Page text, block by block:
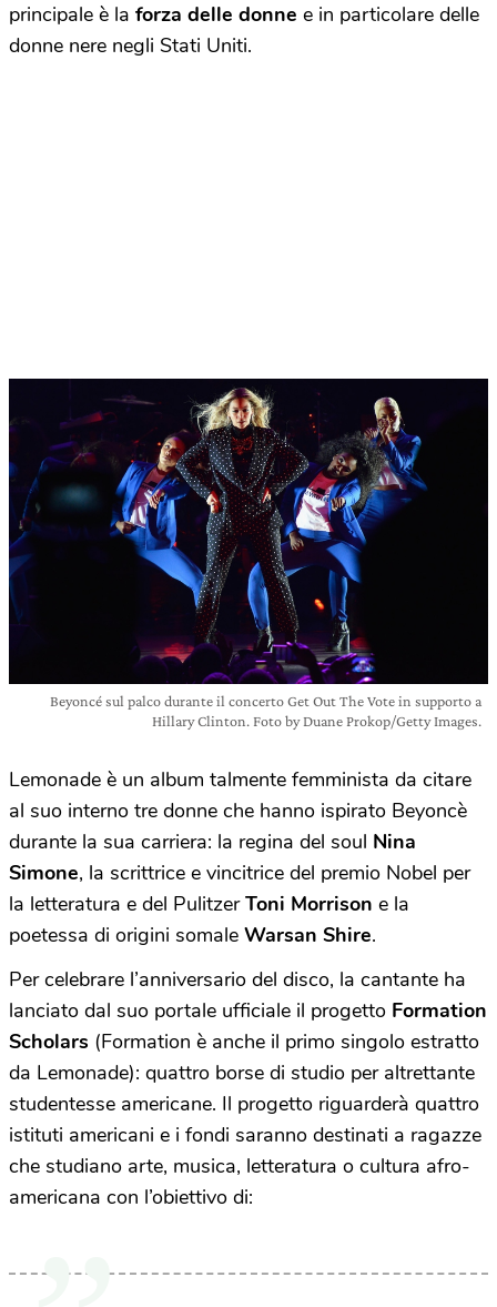
principale è la forza delle donne e in particolare delle
donne nere negli Stati Uniti.
Beyoncé sul palco durante il concerto Get Out The Vote in supporto a
Hillary Clinton. Foto by Duane Prokop/Getty Images.
Lemonade è un album talmente femminista da citare
al suo interno tre donne che hanno ispirato Beyoncè
durante la sua carriera: la regina del soul Nina
Simone, la scrittrice e vincitrice del premio Nobel per
la letteratura e del PulitzerToni Morrison e la
poetessa di origini somale Warsan Shire.
Per celebrare l’anniversario del disco, la cantante ha
lanciato dal suo portale ufficiale il progetto Formation
Scholars (Formation è anche il primo singolo estratto
da Lemonade): quattro borse di studio per altrettante
studentesse americane. Il progetto riguarderà quattro
istituti americani e i fondi saranno destinati a ragazze
che studiano arte, musica, letteratura o cultura afro-
americana con l’obiettivo di: